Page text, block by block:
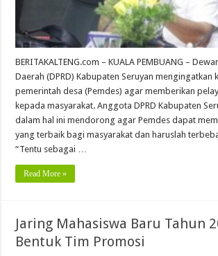
BERITAKALTENG.com – KUALA PEMBUANG –
Daerah (DPRD) Kabupaten Seruyan mengingatkan
pemerintah desa (Pemdes) agar memberikan
kepada masyarakat. Anggota DPRD Kabupaten
dalam hal ini mendorong agar Pemdes dapat
yang terbaik bagi masyarakat dan haruslah
“Tentu sebagai …
Read More »
Jaring Mahasiswa Baru Tahun
Bentuk Tim Promosi